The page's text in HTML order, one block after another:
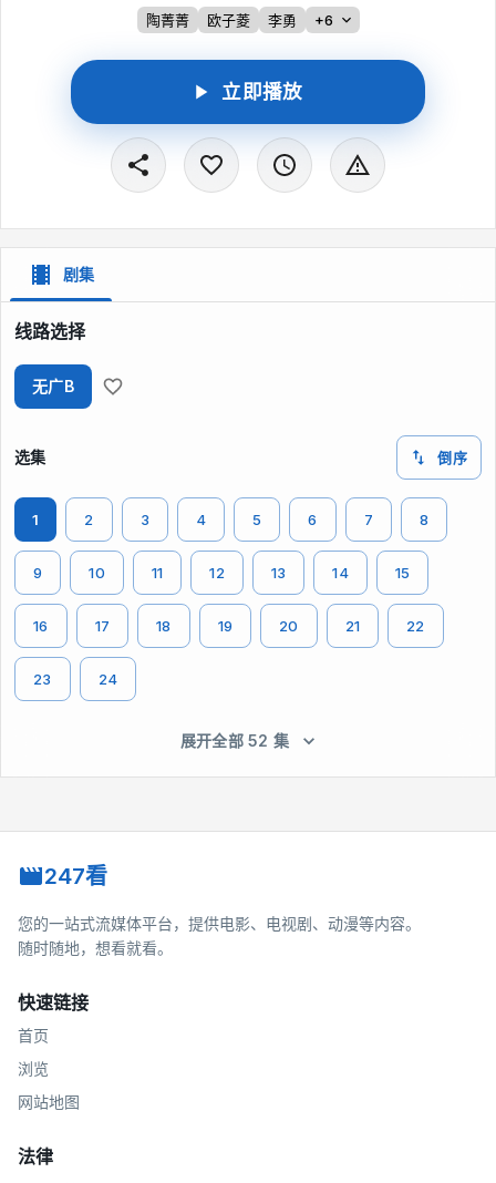
陶菁菁 欧子菱 李勇 +6
立即播放
剧集
线路选择
无广B
选集 倒序
1 2 3 4 5 6 7 8
9 10 11 12 13 14 15
16 17 18 19 20 21 22
23 24
展开全部 52 集
247看
您的一站式流媒体平台，提供电影、电视剧、动漫等内容。
随时随地，想看就看。
快速链接
首页
浏览
网站地图
法律